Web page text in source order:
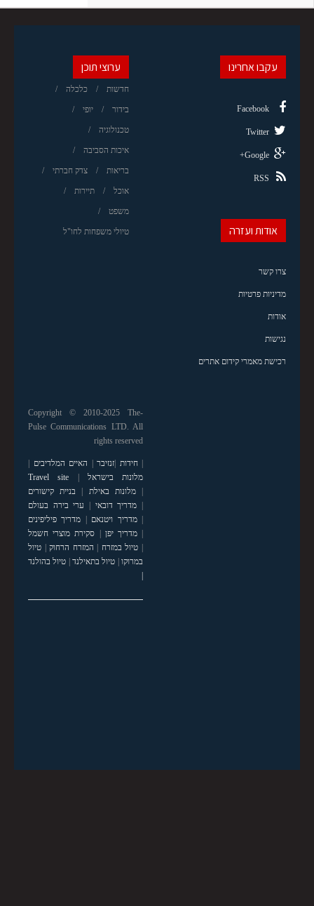
ערוצי תוכן
חדשות כלכלה
בידור יופי
טכנולוגיה
איכות הסביבה
בריאות צדק חברתי
אוכל תיירות
משפט
טיולי משפחות לחו"ל
עקבו אחרינו
Facebook
Twitter
Google+
RSS
אודות ועזרה
צרו קשר
מדיניות פרטיות
אודות
נגישות
רכישת מאמרי קידום אתרים
Copyright © 2010-2025 The-
Pulse Communications LTD. All
rights reserved
|חידות |זנזיבר | האיים המלדיבים |
מלונות בישראל |
Travel site
|מלונות באילת | בניית קישורים
| מדריך דובאי | ערי בירה בעולם
|מדריך ויטנאם | מדריך פיליפינים
|מדריך יפן | סקירת מוצרי חשמל
| טיול במזרח | המזרח הרחוק| טיול
במרוקו| טיול בתאילנד| טיול בהולנד
|